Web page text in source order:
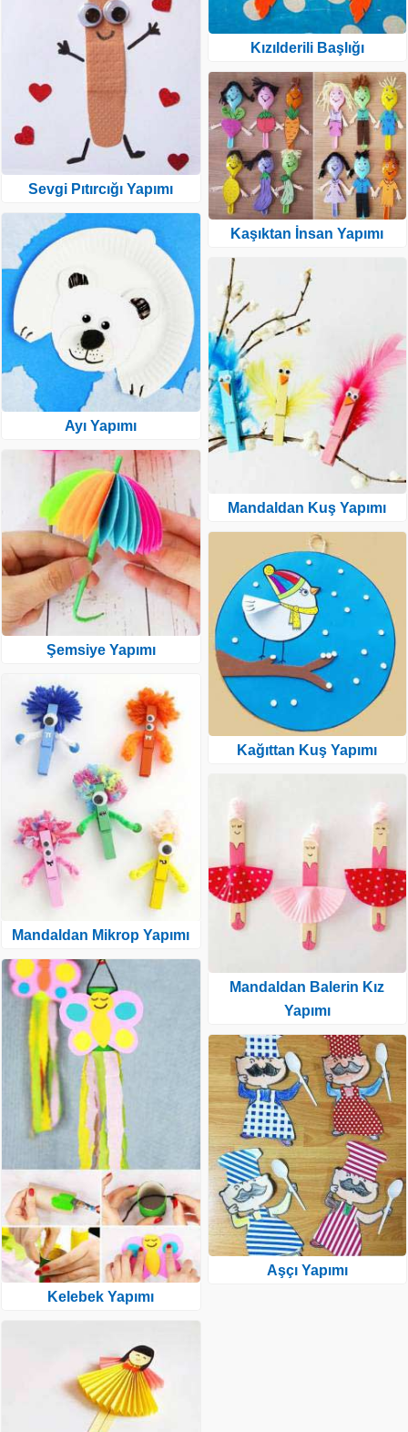
Sevgi Pıtırcığı Yapımı
Ayı Yapımı
Şemsiye Yapımı
Mandaldan Mikrop Yapımı
Kelebek Yapımı
Kızılderili Başlığı
Kaşıktan İnsan Yapımı
Mandaldan Kuş Yapımı
Kağıttan Kuş Yapımı
Mandaldan Balerin Kız
Yapımı
Aşçı Yapımı